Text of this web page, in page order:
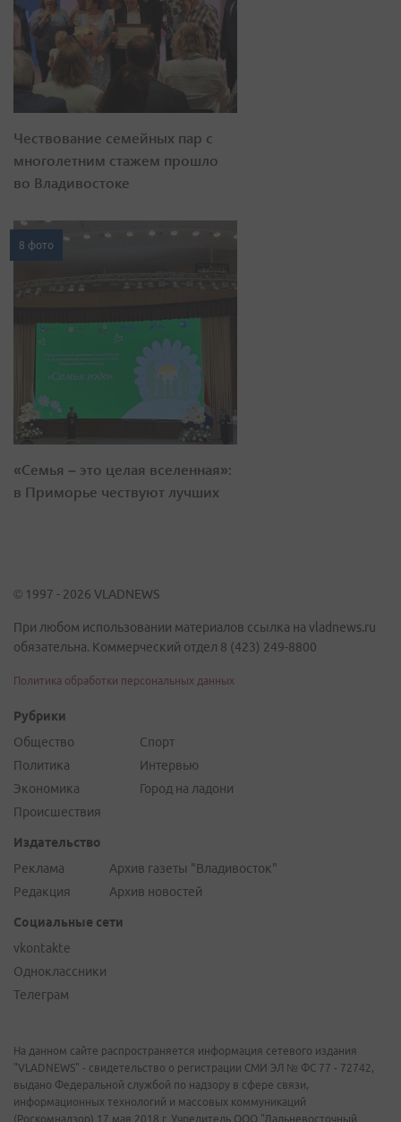
Чествование семейных пар с
многолетним стажем прошло
во Владивостоке
8 фото
«Семья – это целая вселенная»:
в Приморье чествуют лучших
© 1997 - 2026 VLADNEWS
При любом использовании материалов ссылка на vladnews.ru
обязательна. Коммерческий отдел 8 (423) 249-8800
Политика обработки персональных данных
Рубрики
Общество
Политика
Экономика
Происшествия
Спорт
Интервью
Город на ладони
Издательство
Реклама
Редакция
Архив газеты "Владивосток"
Архив новостей
Социальные сети
vkontakte
Одноклассники
Телеграм
На данном сайте распространяется информация сетевого издания
"VLADNEWS" - свидетельство о регистрации СМИ ЭЛ № ФС 77 - 72742,
выдано Федеральной службой по надзору в сфере связи,
информационных технологий и массовых коммуникаций
(Роскомнадзор) 17 мая 2018 г. Учредитель ООО "Дальневосточный